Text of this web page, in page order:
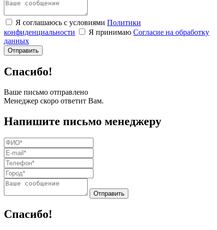
Я соглашаюсь с условиями Политики
конфиденциальности
Я принимаю Согласие на обработку
данных
Спасибо!
Ваше письмо отправлено
Менеджер скоро ответит Вам.
Напишите письмо менеджеру
Спасибо!